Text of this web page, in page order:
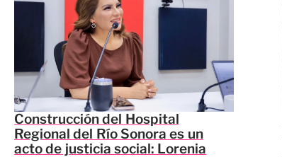
Construcción del Hospital
Regional del Río Sonora es un
acto de justicia social: Lorenia